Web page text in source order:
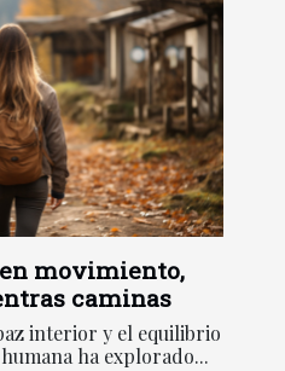
movimiento,
caminas
interior y el equilibrio
ha explorado...